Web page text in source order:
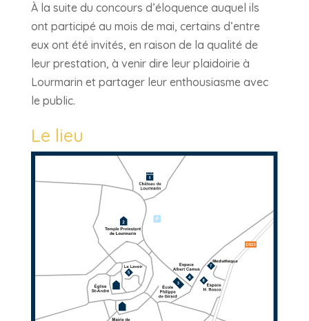
À la suite du concours d’éloquence auquel ils
ont participé au mois de mai, certains d’entre
eux ont été invités, en raison de la qualité de
leur prestation, à venir dire leur plaidoirie à
Lourmarin et partager leur enthousiasme avec
le public.
Le lieu